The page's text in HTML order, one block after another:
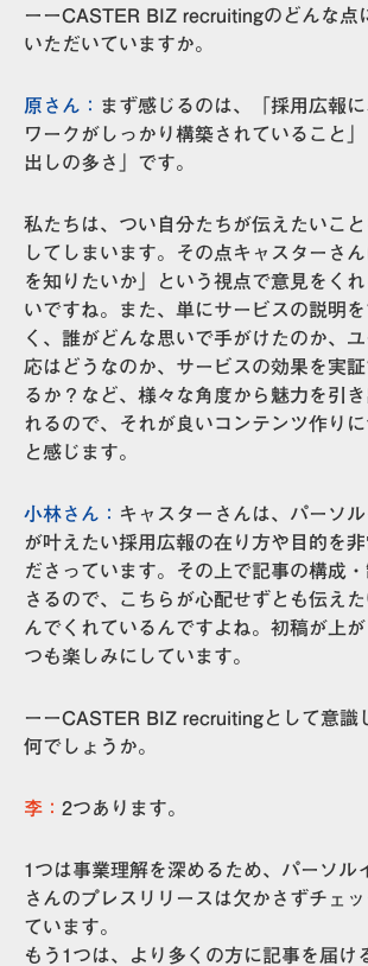
ーーCASTER BIZ recruitingのどんな点
いただいていますか。
原さん： まず感じるのは、「採用広報
ワークがしっかり構築されていること
出しの多さ」です。
私たちは、つい自分たちが伝えたいこ
してしまいます。その点キャスターさ
を知りたいか」という視点で意見をく
いですね。また、単にサービスの説明
く、誰がどんな思いで手がけたのか、
応はどうなのか、サービスの効果を実
るか？など、様々な角度から魅力を引き
れるので、それが良いコンテンツ作り
と感じます。
小林さん： キャスターさんは、パーソ
が叶えたい採用広報の在り方や目的を非
ださっています。その上で記事の構成
さるので、こちらが心配せずとも伝え
んでくれているんですよね。初稿が上
つも楽しみにしています。
ーーCASTER BIZ recruitingとして意識
何でしょうか。
李： 2つあります。
1つは事業理解を深めるため、パーソル
さんのプレスリリースは欠かさずチェ
ています。
もう1つは、より多くの方に記事を届け